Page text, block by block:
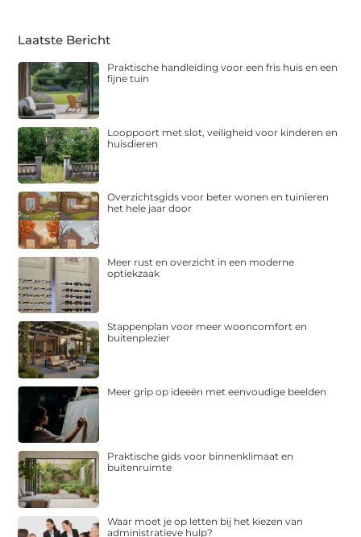
Laatste Bericht
Praktische handleiding voor een fris huis en een
fijne tuin
Looppoort met slot, veiligheid voor kinderen en
huisdieren
Overzichtsgids voor beter wonen en tuinieren
het hele jaar door
Meer rust en overzicht in een moderne
optiekzaak
Stappenplan voor meer wooncomfort en
buitenplezier
Meer grip op ideeën met eenvoudige beelden
Praktische gids voor binnenklimaat en
buitenruimte
Waar moet je op letten bij het kiezen van
administratieve hulp?